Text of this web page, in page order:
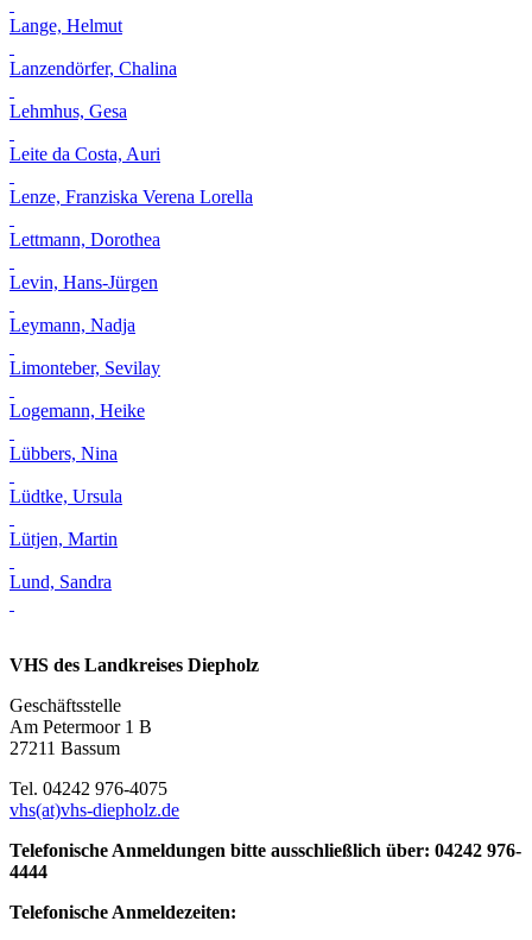
Lange, Helmut
Lanzendörfer, Chalina
Lehmhus, Gesa
Leite da Costa, Auri
Lenze, Franziska Verena Lorella
Lettmann, Dorothea
Levin, Hans-Jürgen
Leymann, Nadja
Limonteber, Sevilay
Logemann, Heike
Lübbers, Nina
Lüdtke, Ursula
Lütjen, Martin
Lund, Sandra
VHS des Landkreises Diepholz
Geschäftsstelle
Am Petermoor 1 B
27211 Bassum
Tel. 04242 976-4075
vhs(at)vhs-diepholz.de
Telefonische Anmeldungen bitte ausschließlich über: 04242 976-
4444
Telefonische Anmeldezeiten: